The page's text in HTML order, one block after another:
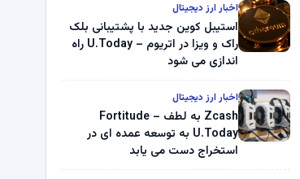
اخبار ارز دیجیتال
استیبل کوین جدید با پشتیبانی بلک
راک و ویزا در اتریوم – U.Today راه
اندازی می شود
اخبار ارز دیجیتال
Zcash به لطف Fortitude –
U.Today به توسعه عمده ای در
استخراج دست می یابد